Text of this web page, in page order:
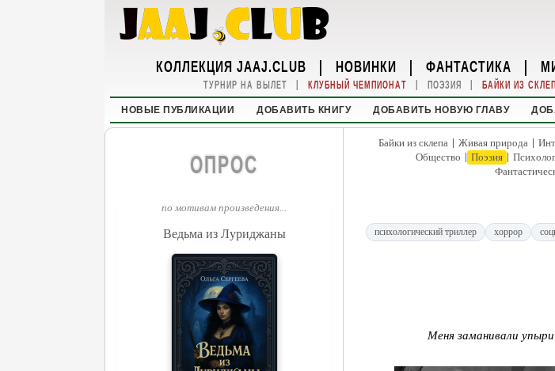
КОЛЛЕКЦИЯ JAAJ.CLUB | НОВИНКИ | ФАНТАСТИКА |
ТУРНИР НА ВЫЛЕТ | КЛУБНЫЙ ЧЕМПИОНАТ | ПОЭЗИЯ | БАЙКИ ИЗ
НОВЫЕ ПУБЛИКАЦИИ ДОБАВИТЬ КНИГУ ДОБАВИТЬ НОВУЮ ГЛАВУ
ОПРОС
по мотивам произведения...
Ведьма из Луриджаны
Байки из склепа | Живая природа |
Общество | Поэзия |
психологический триллер хоррор
Меня заманивали